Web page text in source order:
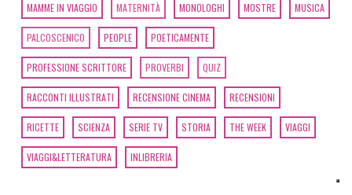
MAMME IN VIAGGIO MATERNITÀ MONOLOGHI MOSTRE MUSICA
PALCOSCENICO PEOPLE POETICAMENTE
PROFESSIONE SCRITTORE PROVERBI QUIZ
RACCONTI ILLUSTRATI RECENSIONE CINEMA RECENSIONI
RICETTE SCIENZA SERIE TV STORIA THE WEEK VIAGGI
VIAGGI&LETTERATURA INLIBRERIA